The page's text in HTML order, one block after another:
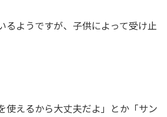
るようですが、子供によって受け止
使えるから大丈夫だよ」とか「サン